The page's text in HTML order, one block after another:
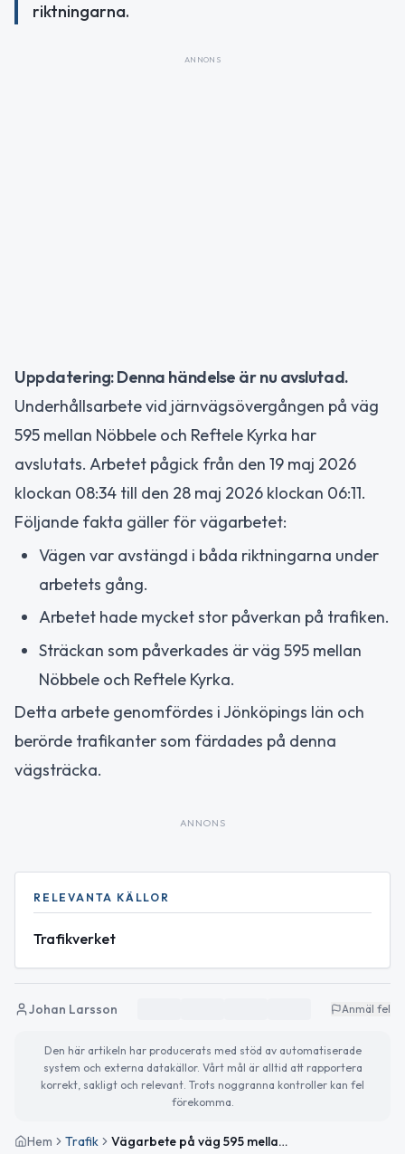
riktningarna.
ANNONS
Uppdatering: Denna händelse är nu avslutad.
Underhållsarbete vid järnvägsövergången på väg
595 mellan Nöbbele och Reftele Kyrka har
avslutats. Arbetet pågick från den 19 maj 2026
klockan 08:34 till den 28 maj 2026 klockan 06:11.
Följande fakta gäller för vägarbetet:
Vägen var avstängd i båda riktningarna under
arbetets gång.
Arbetet hade mycket stor påverkan på trafiken.
Sträckan som påverkades är väg 595 mellan
Nöbbele och Reftele Kyrka.
Detta arbete genomfördes i Jönköpings län och
berörde trafikanter som färdades på denna
vägsträcka.
ANNONS
RELEVANTA KÄLLOR
Trafikverket
Johan Larsson Anmäl fel
Den här artikeln har producerats med stöd av automatiserade
system och externa datakällor. Vårt mål är alltid att rapportera
korrekt, sakligt och relevant. Trots noggranna kontroller kan fel
förekomma.
Hem Trafik Vägarbete på väg 595 mellan Nöbbele och Reftele Kyrka avslutat